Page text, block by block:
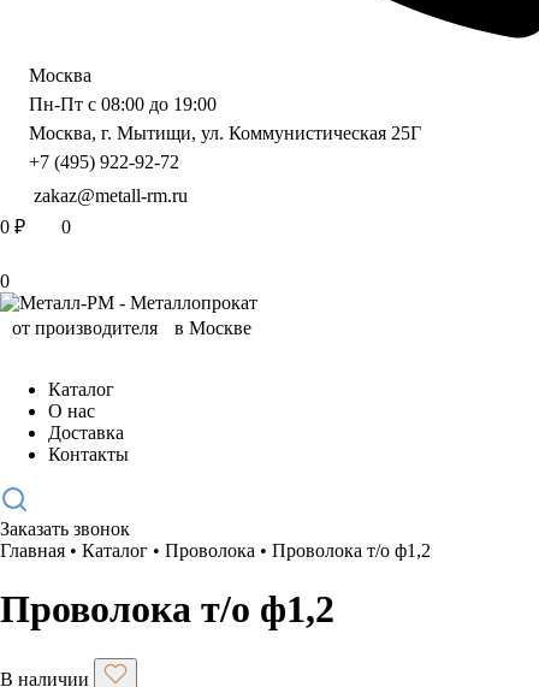
Москва
Пн-Пт с 08:00 до 19:00
Москва, г. Мытищи, ул. Коммунистическая 25Г
+7 (495) 922-92-72
zakaz@metall-rm.ru
0 ₽ 0
0
Каталог
О нас
Доставка
Контакты
Заказать звонок
Главная • Каталог • Проволока • Проволока т/о ф1,2
Проволока т/о ф1,2
В наличии